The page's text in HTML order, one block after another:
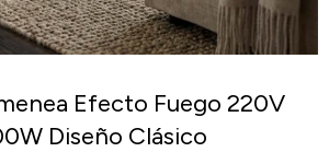
Efecto Fuego 220V
Diseño Clásico